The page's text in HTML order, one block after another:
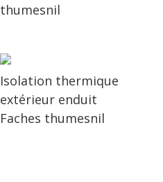
thumesnil
Isolation thermique
extérieur enduit
Faches thumesnil